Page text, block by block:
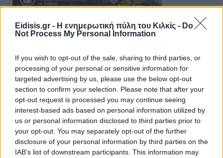
Eidisis.gr - Η ενημερωτική πύλη του Κιλκίς - Do
Not Process My Personal Information
If you wish to opt-out of the sale, sharing to third parties, or
processing of your personal or sensitive information for
targeted advertising by us, please use the below opt-out
section to confirm your selection. Please note that after your
opt-out request is processed you may continue seeing
interest-based ads based on personal information utilized by
us or personal information disclosed to third parties prior to
your opt-out. You may separately opt-out of the further
disclosure of your personal information by third parties on the
IAB’s list of downstream participants. This information may